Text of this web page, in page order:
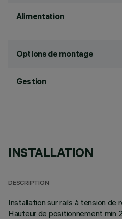
Alimentation
Options de montage
Gestion
INSTALLATION
DESCRIPTION
Installation sur rails à tension de
Hauteur de positionnement min